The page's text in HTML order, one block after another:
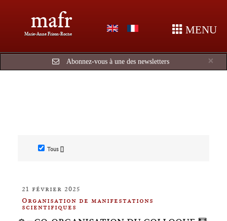
mafr
Marie-Anne Frison-Roche MENU
×
Abonnez-vous à une des newsletters
Tous []
21 février 2025
Organisation de manifestations
scientifiques